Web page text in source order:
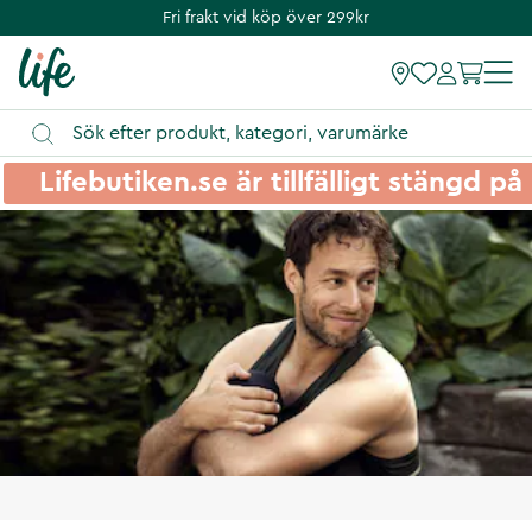
Fri frakt vid köp över 299kr
Lifebutiken.se är tillfälligt stängd